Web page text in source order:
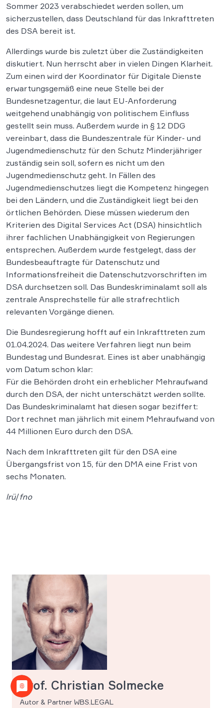
Sommer 2023 verabschiedet werden sollen, um
sicherzustellen, dass Deutschland für das Inkrafttreten
des DSA bereit ist.
Allerdings wurde bis zuletzt über die Zuständigkeiten
diskutiert. Nun herrscht aber in vielen Dingen Klarheit.
Zum einen wird der Koordinator für Digitale Dienste
erwartungsgemäß eine neue Stelle bei der
Bundesnetzagentur, die laut EU-Anforderung
weitgehend unabhängig von politischem Einfluss
gestellt sein muss. Außerdem wurde in § 12 DDG
vereinbart, dass die Bundeszentrale für Kinder- und
Jugendmedienschutz für den Schutz Minderjähriger
zuständig sein soll, sofern es nicht um den
Jugendmedienschutz geht. In Fällen des
Jugendmedienschutzes liegt die Kompetenz hingegen
bei den Ländern, und die Zuständigkeit liegt bei den
örtlichen Behörden. Diese müssen wiederum den
Kriterien des Digital Services Act (DSA) hinsichtlich
ihrer fachlichen Unabhängigkeit von Regierungen
entsprechen. Außerdem wurde festgelegt, dass der
Bundesbeauftragte für Datenschutz und
Informationsfreiheit die Datenschutzvorschriften im
DSA durchsetzen soll. Das Bundeskriminalamt soll als
zentrale Ansprechstelle für alle strafrechtlich
relevanten Vorgänge dienen.
Die Bundesregierung hofft auf ein Inkrafttreten zum
01.04.2024. Das weitere Verfahren liegt nun beim
Bundestag und Bundesrat. Eines ist aber unabhängig
vom Datum schon klar:
Für die Behörden droht ein erheblicher Mehraufwand
durch den DSA, der nicht unterschätzt werden sollte.
Das Bundeskriminalamt hat diesen sogar beziffert:
Dort rechnet man jährlich mit einem Mehraufwand von
44 Millionen Euro durch den DSA.
Nach dem Inkrafttreten gilt für den DSA eine
Übergangsfrist von 15, für den DMA eine Frist von
sechs Monaten.
lrü/fno
Prof. Christian Solmecke
Autor & Partner WBS.LEGAL